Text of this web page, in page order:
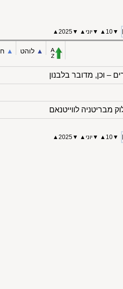
▼
10
▲
▼יוני ▲
▼
2025
▲
▲︎ לוהט ▲︎
– וכן, מדובר בלבנון
▼
10
▲
▼יוני ▲
▼
2025
▲